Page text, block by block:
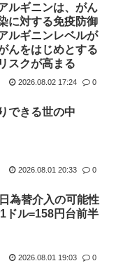
ルギニンは、がん
に対する免疫防御
ルギニンレベルが
んをはじめとする
スクが高まる
2026.08.02 17:24 0
できる世の中
2026.08.01 20:33 0
為替介入の可能性
ドル=158円台前半
2026.08.01 19:03 0